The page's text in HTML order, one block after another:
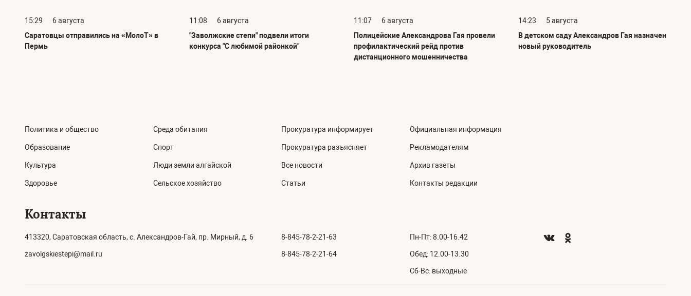
15:29
6 августа
Саратовцы отправились на «МолоТ» в
Пермь
11:08
6 августа
"Заволжские степи" подвели итоги
конкурса "С любимой районкой"
11:07
6 августа
Полицейские Александрова Гая провели
профилактический рейд против
дистанционного мошенничества
14:23
5 августа
В детском саду Александров Гая назначен
новый руководитель
Политика и общество
Образование
Культура
Здоровье
Среда обитания
Спорт
Люди земли алгайской
Сельское хозяйство
Прокуратура информирует
Прокуратура разъясняет
Все новости
Статьи
Официальная информация
Рекламодателям
Архив газеты
Контакты редакции
Контакты
413320, Саратовская область, с. Александров-Гай, пр. Мирный, д. 6
zavolgskiestepi@mail.ru
8-845-78-2-21-63
8-845-78-2-21-64
Пн-Пт: 8.00-16.42
Обед: 12.00-13.30
Сб-Вс: выходные